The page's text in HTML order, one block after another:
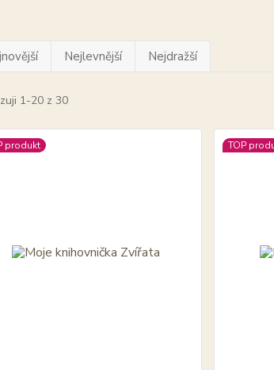
Nejlevnější Nejdražší
1-20 z 30
produkt TOP